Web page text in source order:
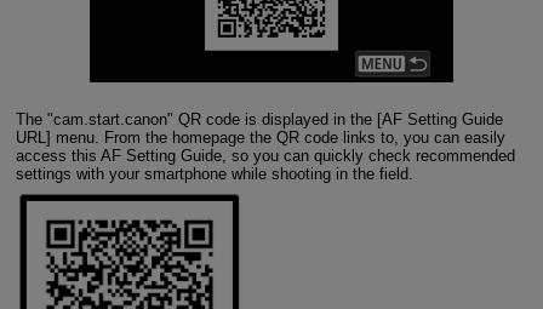
The "cam.start.canon" QR code is displayed in the [AF Setting Guide
URL] menu. From the homepage the QR code links to, you can easily
access this AF Setting Guide, so you can quickly check recommended
settings with your smartphone while shooting in the field.